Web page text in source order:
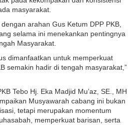
masyarakat.
arahan Gus Ketum DPP PKB,
selama ini menekankan pentingnya
Masyarakat.
dimanfaatkan untuk memperkuat
semakin hadir di tengah masyarakat,”
Tebo Hj. Eka Madjid Mu’az, SE., MH
Musyawarah cabang ini bukan
tetapi merupakan momentum
memperkuat barisan, serta